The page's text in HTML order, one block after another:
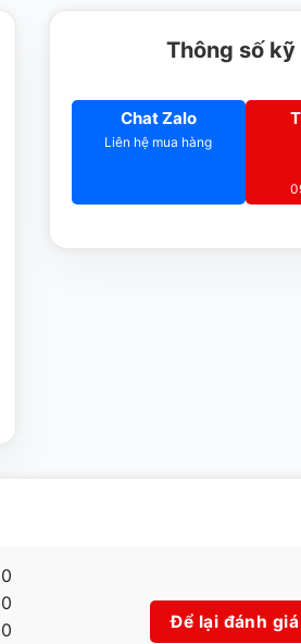
Thông số
Chat Zalo
Liên hệ mua hàng
0
0
0
Để lại đánh giá